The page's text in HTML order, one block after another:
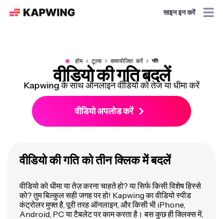
साइन इन करें
● होम टूल्स समायोजित करें गति
वीडियो की गति बदलें
Kapwing के साथ ऑनलाइन वीडियो को तेज या धीमा करें
वीडियो अपलोड करें
वीडियो की गति को तीन क्लिक में बदलें
वीडियो को धीमा या तेज़ करना चाहते हो? या सिर्फ किसी विशेष हिस्से
को? तुम बिल्कुल सही जगह पर हो! Kapwing का वीडियो स्पीड
कंट्रोलर मुफ्त है, पूरी तरह ऑनलाइन, और किसी भी iPhone,
Android, PC या टैबलेट पर काम करता है। बस कुछ ही क्लिक्स में,